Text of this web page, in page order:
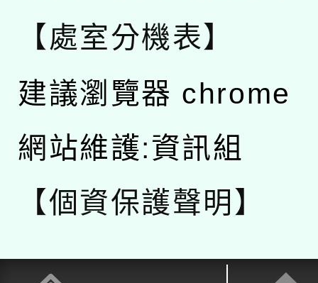
【處室分機表】
建議瀏覽器 chrome
網站維護:資訊組
【個資保護聲明】